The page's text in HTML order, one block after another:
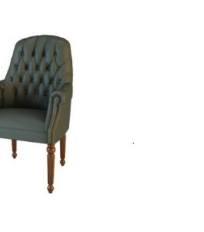
01013F Кресло посетит�...
4 928,80